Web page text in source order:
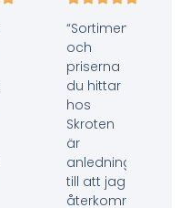
“Sortimentet
och
priserna
du hittar
hos
Skroten
är
anledningen
till att jag
återkommer